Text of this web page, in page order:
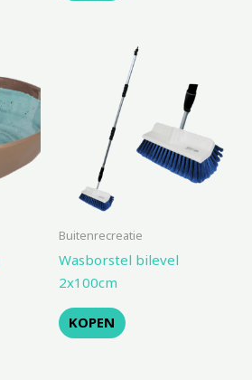
Buitenrecreatie
Wasborstel bilevel
2x100cm
KOPEN